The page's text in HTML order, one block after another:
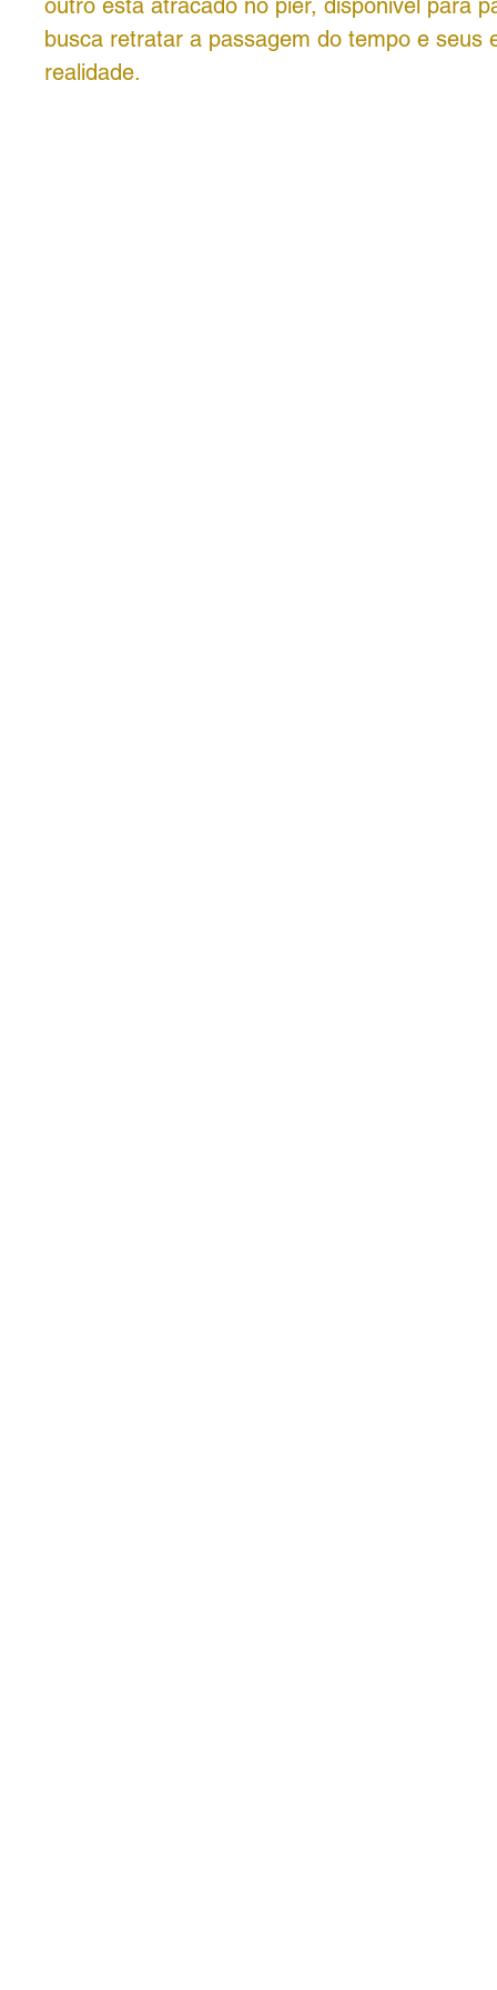
outro está atracado no pier, disponível para
busca retratar a passagem do tempo e seus
realidade.